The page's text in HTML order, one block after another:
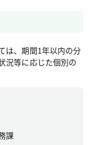
は、期間1年以内の分
況等に応じた個別の
課